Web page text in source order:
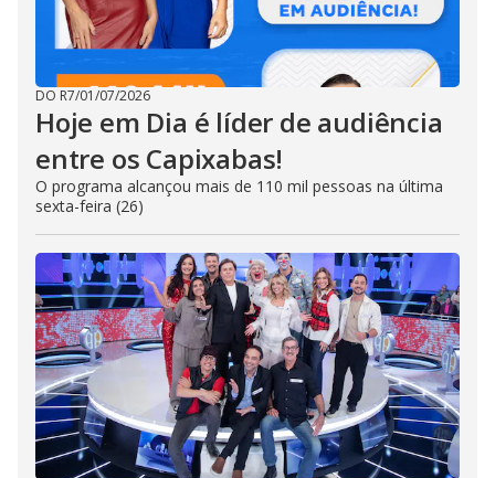
DO R7/01/07/2026
Hoje em Dia é líder de audiência
entre os Capixabas!
O programa alcançou mais de 110 mil pessoas na última
sexta-feira (26)